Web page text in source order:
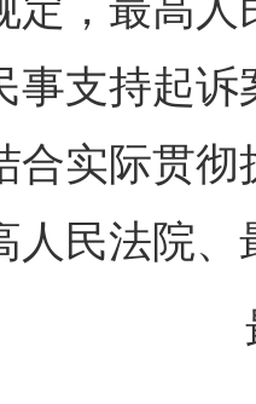
事支持起
合实际贯
人民法院